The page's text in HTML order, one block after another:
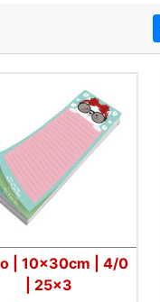
| 10x30cm | 4/0
| 25x3